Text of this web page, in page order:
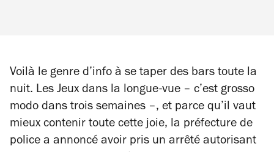
Voilà le genre d’info à se taper des bars toute la
nuit. Les Jeux dans la longue-vue – c’est grosso
modo dans trois semaines –, et parce qu’il vaut
mieux contenir toute cette joie, la préfecture de
police a annoncé avoir pris un arrêté autorisant